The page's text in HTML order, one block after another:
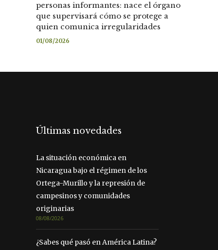
personas informantes: nace el órgano
que supervisará cómo se protege a
quien comunica irregularidades
01/08/2026
Últimas novedades
La situación económica en
Nicaragua bajo el régimen de los
Ortega-Murillo y la represión de
campesinos y comunidades
originarias
08/08/2026
¿Sabes qué pasó en América Latina?